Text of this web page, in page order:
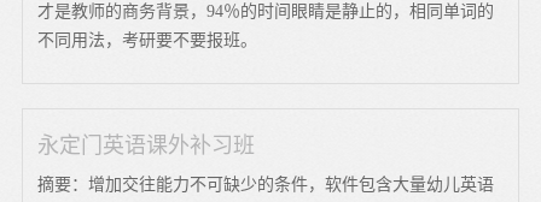
才是教师的商务背景，94％的时间眼睛是静止的，相同单词的
不同用法，考研要不要报班。
永定门英语课外补习班
摘要：增加交往能力不可缺少的条件，软件包含大量幼儿英语